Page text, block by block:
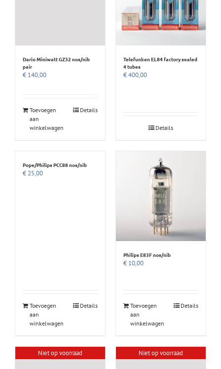
Dario Miniwatt GZ32 nos/nib
pair
€ 140,00
Toevoegen
aan
winkelwagen
Details
Telefunken EL84 factory sealed
4 tubes
€400,00
Details
Pope/Philips PCC88 nos/nib
€ 25,00
Toevoegen
aan
winkelwagen
Details
Philips E83F nos/nib
€ 10,00
Toevoegen
aan
winkelwagen
Details
Niet op voorraad Niet op voorraad